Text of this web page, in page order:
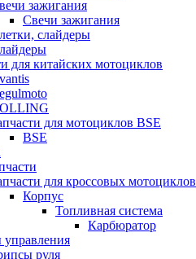
зажигания
Свечи зажигания
слайдеры
для китайских мотоциклов
для мотоциклов BSE
BSE
для кроссовых мотоциклов
Корпус
Топливная система
Карбюратор
руля